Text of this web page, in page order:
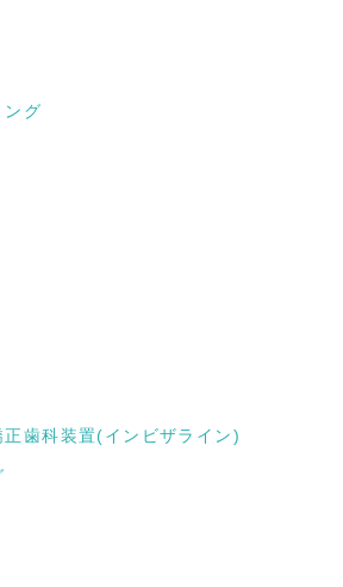
ング
正歯科装置(インビザライン)